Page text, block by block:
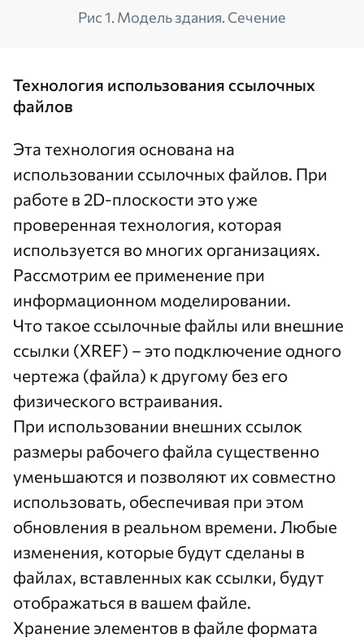
Рис 1. Модель здания. Сечение
Технология использования ссылочных
файлов
Эта технология основана на
использовании ссылочных файлов. При
работе в 2D-плоскости это уже
проверенная технология, которая
используется во многих организациях.
Рассмотрим ее применение при
информационном моделировании.
Что такое ссылочные файлы или внешние
ссылки (XREF) – это подключение одного
чертежа (файла) к другому без его
физического встраивания.
При использовании внешних ссылок
размеры рабочего файла существенно
уменьшаются и позволяют их совместно
использовать, обеспечивая при этом
обновления в реальном времени. Любые
изменения, которые будут сделаны в
файлах, вставленных как ссылки, будут
отображаться в вашем файле.
Хранение элементов в файле формата